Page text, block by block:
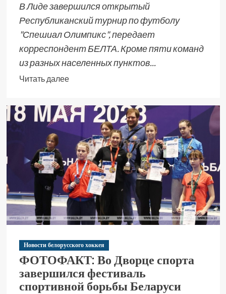
В Лиде завершился открытый
Республиканский турнир по футболу
"Спешиал Олимпикс", передает
корреспондент БЕЛТА. Кроме пяти команд
из разных населенных пунктов...
Читать далее
Новости белорусского хоккея
ФОТОФАКТ: Во Дворце спорта
завершился фестиваль
спортивной борьбы Беларуси